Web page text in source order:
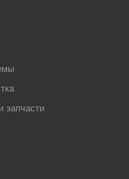
запчасти